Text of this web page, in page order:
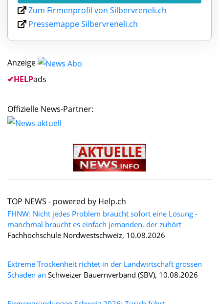
Zum Firmenprofil von Silbervreneli.ch
Pressemappe Silbervreneli.ch
Anzeige
✔HELPads
Offizielle News-Partner:
TOP NEWS - powered by Help.ch
FHNW: Nicht jedes Problem braucht sofort eine Lösung -
manchmal braucht es einfach jemanden, der zuhört
Fachhochschule Nordwestschweiz, 10.08.2026
Extreme Trockenheit richtet in der Landwirtschaft grossen
Schaden an Schweizer Bauernverband (SBV), 10.08.2026